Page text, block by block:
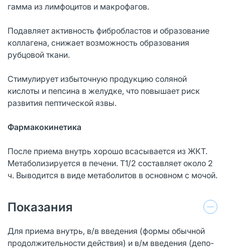
гамма из лимфоцитов и макрофагов.
Подавляет активность фибробластов и образование
коллагена, снижает возможность образования
рубцовой ткани.
Стимулирует избыточную продукцию соляной
кислоты и пепсина в желудке, что повышает риск
развития пептической язвы.
Фармакокинетика
После приема внутрь хорошо всасывается из ЖКТ.
Метаболизируется в печени. T1/2 составляет около 2
ч. Выводится в виде метаболитов в основном с мочой.
Показания
Для приема внутрь, в/в введения (формы обычной
продолжительности действия) и в/м введения (депо-